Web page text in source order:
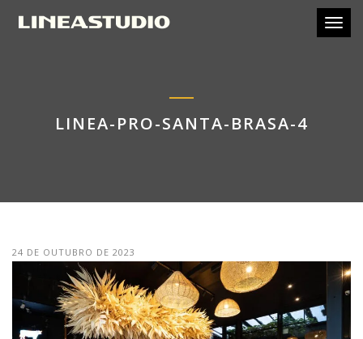
LINEA-PRO-SANTA-BRASA-4
24 DE OUTUBRO DE 2023